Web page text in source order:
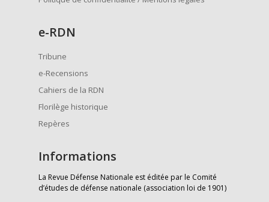
e-RDN
Tribune
e-Recensions
Cahiers de la RDN
Florilège historique
Repères
Informations
La Revue Défense Nationale est éditée par le Comité
d’études de défense nationale (association loi de 1901)